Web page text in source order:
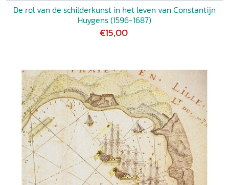
De rol van de schilderkunst in het leven van Constantijn
Huygens (1596-1687)
€15,00